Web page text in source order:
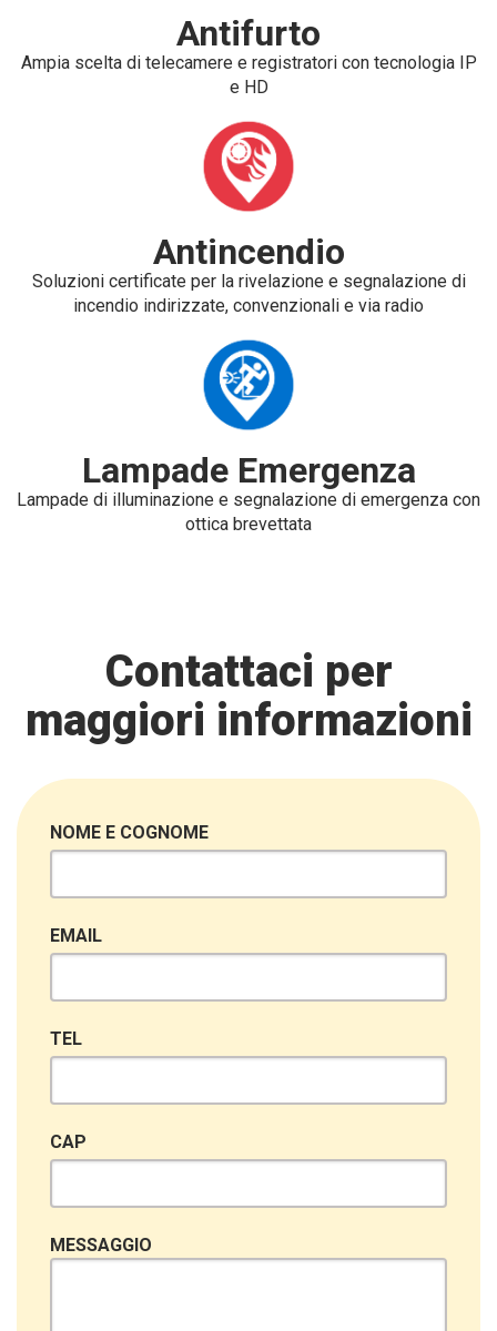
Antifurto
Ampia scelta di telecamere e registratori con tecnologia IP
e HD
Antincendio
Soluzioni certificate per la rivelazione e segnalazione di
incendio indirizzate, convenzionali e via radio
Lampade Emergenza
Lampade di illuminazione e segnalazione di emergenza con
ottica brevettata
Contattaci per
maggiori informazioni
NOME E COGNOME
EMAIL
TEL
CAP
MESSAGGIO